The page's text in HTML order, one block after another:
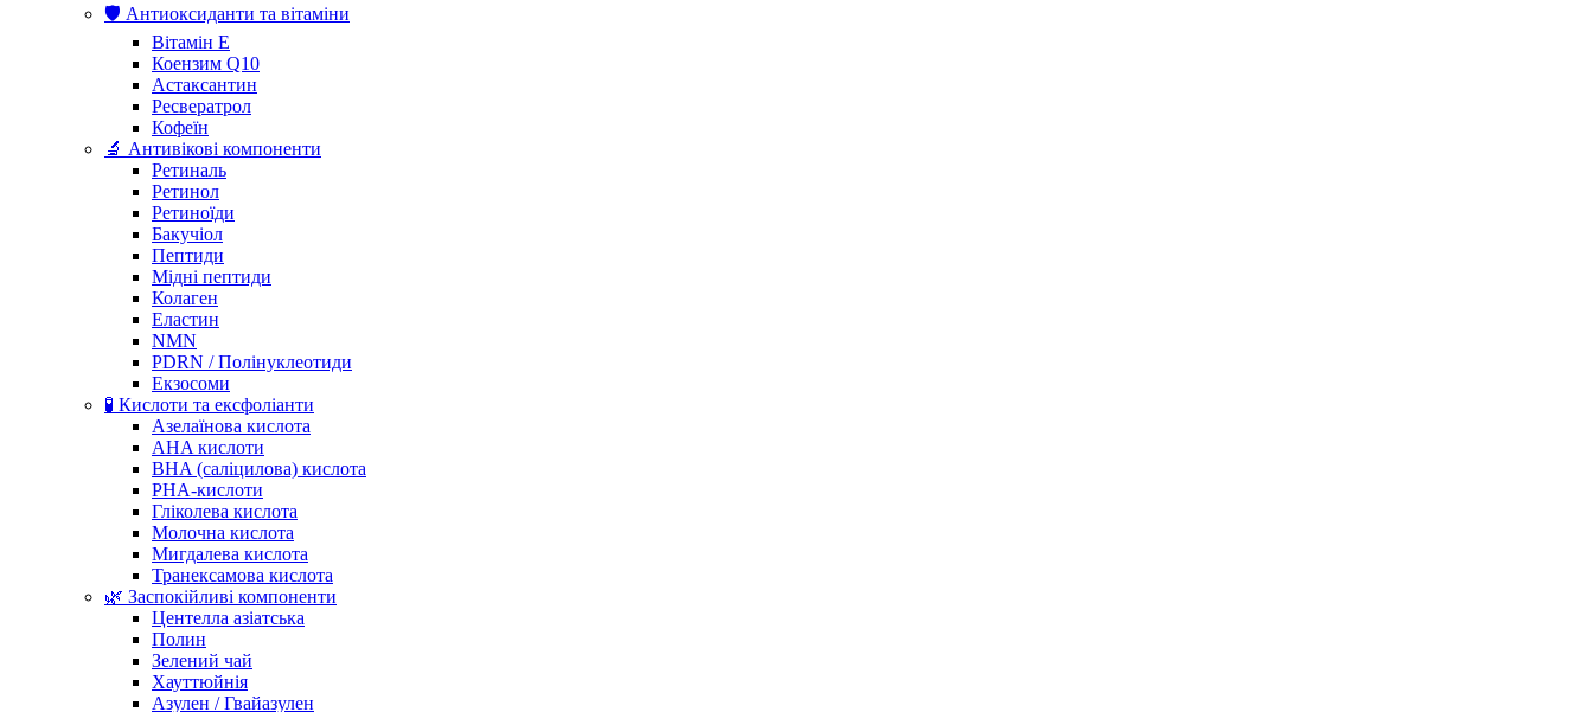
🛡️ Антиоксиданти та вітаміни
Вітамін Е
Коензим Q10
Астаксантин
Ресвератрол
Кофеїн
🔬 Антивікові компоненти
Ретиналь
Ретинол
Ретиноїди
Бакучіол
Пептиди
Мідні пептиди
Колаген
Еластин
NMN
PDRN / Полінуклеотиди
Екзосоми
🧪 Кислоти та ексфоліанти
Азелаїнова кислота
AHA кислоти
BHA (саліцилова) кислота
PHA-кислоти
Гліколева кислота
Молочна кислота
Мигдалева кислота
Транексамова кислота
🌿 Заспокійливі компоненти
Центелла азіатська
Полин
Зелений чай
Хауттюйнія
Азулен / Гвайазулен